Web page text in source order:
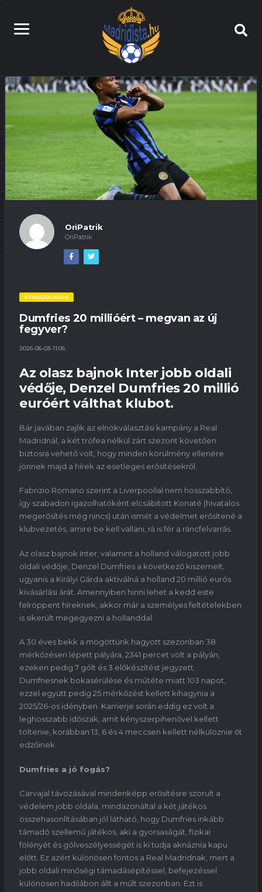
OriPatrik
OriPatrik
ÁTIGAZOLÁSOK
Dumfries 20 millióért – megvan az új
fegyver?
2026-06-03-11:06
Az olasz bajnok Inter jobb oldali
védője, Denzel Dumfries 20 millió
euróért válthat klubot.
Bár javában zajlik az elnökválasztási kampány a Real
Madridnál, a két trófea nélkül zárt szezont követően
biztosra vehető volt, hogy minden körülmény ellenére
jönnek majd a hírek az esetleges erősítésekről.
Fabrizio Romano szerint a Liverpoollal nem hosszabbító,
így szabadon igazolhatóként elcsábított Konaté (hivatalos
megerősítés még nincs) után ismét a védelmet erősítené a
klubvezetés, amire be kell vallani, rá is fér a ráncfelvarrás.
Az olasz bajnok Inter, valamint a holland válogatott jobb
oldali védője, Denzel Dumfries a következő kiszemelt,
ugyanis a Királyi Gárda aktiválná a holland 20 millió eurós
kivásárlási árát. Amennyiben hinni lehet a kedd este
felröppent híreknek, akkor már a személyes feltételekben
is sikerült megegyezni a hollanddal.
A 30 éves bekk a mögöttünk hagyott szezonban 38
mérkőzésen lépett pályára, 2341 percet volt a pályán,
ezeken pedig 7 gólt és 3 előkészítést jegyzett.
Dumfriesnek bokasérülése és műtéte miatt 103 napot,
ezzel együtt pedig 25 mérkőzést kellett kihagynia a
2025/26-os idényben. Karrierje során eddig ez volt a
leghosszabb időszak, amit kényszerpihenővel kellett
töltenie, korábban 13, 6 és 4 meccsen kellett nélkülöznie őt
edzőinek.
Dumfries a jó fogás?
Carvajal távozásával mindenképp erősítésre szorult a
védelem jobb oldala, mindazonáltal a két játékos
összehasonlításában jól látható, hogy Dumfries inkább
támadó szellemű játékos, aki a gyorsaságát, fizikai
fölényét és gólveszélyességét is ki tudja aknáznia kapu
előtt. Ez azért különösen fontos a Real Madridnak, mert a
jobb oldali minőségi támadásépítéssel, befejezéssel
különösen hadilábon állt a múlt szezonban. Ezt is